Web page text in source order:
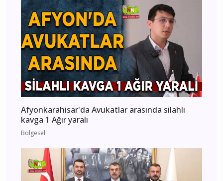
Afyonkarahisar'da Avukatlar arasında silahlı
kavga 1 Ağır yaralı
Bölgesel